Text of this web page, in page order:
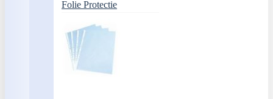
Folie Protectie